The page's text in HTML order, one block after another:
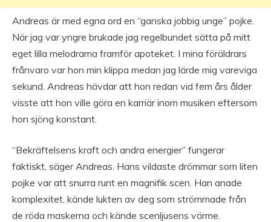
Andreas är med egna ord en “ganska jobbig unge” pojke.
När jag var yngre brukade jag regelbundet sätta på mitt
eget lilla melodrama framför apoteket. I mina föräldrars
frånvaro var hon min klippa medan jag lärde mig vareviga
sekund. Andreas hävdar att hon redan vid fem års ålder
visste att hon ville göra en karriär inom musiken eftersom
hon sjöng konstant.
“Bekräftelsens kraft och andra energier” fungerar
faktiskt, säger Andreas. Hans vildaste drömmar som liten
pojke var att snurra runt en magnifik scen. Han anade
komplexitet, kände lukten av deg som strömmade från
de röda maskerna och kände scenljusens värme.